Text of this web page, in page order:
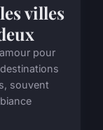
villes
pour
souvent